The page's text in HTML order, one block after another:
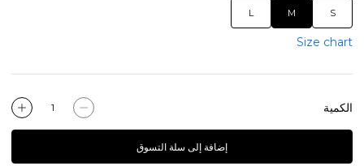
S
M
L
Size chart
الكمية
إضافة إلى سلة التسوق